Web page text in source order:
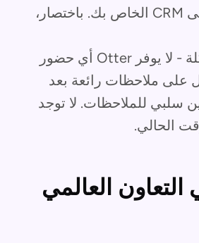
Salesforce و HubSpot لدفع نصوص المكالمات إلى CRM الخاص بك. باختصار،
وهنا تكمن المشكلة - لا يوفر Otter أي حضور
على ملاحظات رائعة بعد
سلبي للملاحظات. لا توجد
الحالي.
العالمي